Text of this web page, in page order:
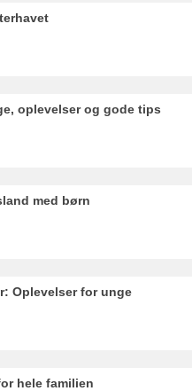
oplevelser og gode tips
med børn
Oplevelser for unge
hele familien